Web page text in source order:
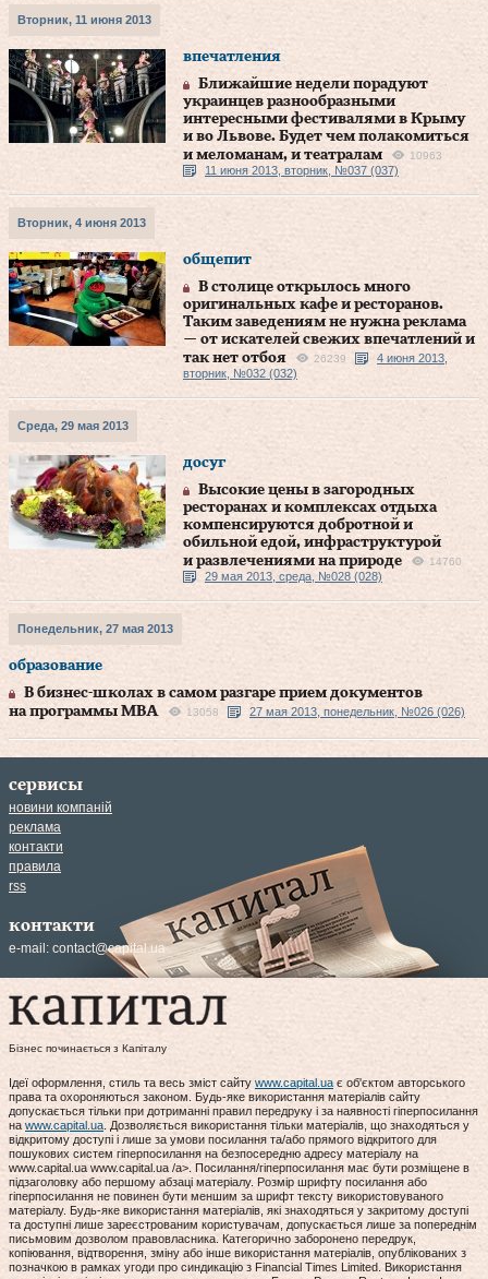
Вторник, 11 июня 2013
впечатления
Ближайшие недели порадуют
украинцев разнообразными
интересными фестивалями в Крыму
и во Львове. Будет чем полакомиться
и меломанам, и театралам
10963
11 июня 2013, вторник, №037 (037)
Вторник, 4 июня 2013
общепит
В столице открылось много
оригинальных кафе и ресторанов.
Таким заведениям не нужна реклама
— от искателей свежих впечатлений и
так нет отбоя
26239
4 июня 2013,
вторник, №032 (032)
Среда, 29 мая 2013
досуг
Высокие цены в загородных
ресторанах и комплексах отдыха
компенсируются добротной и
обильной едой, инфраструктурой
и развлечениями на природе
14760
29 мая 2013, среда, №028 (028)
Понедельник, 27 мая 2013
образование
В бизнес-школах в самом разгаре прием документов
на программы МВА
13058 27 мая 2013, понедельник, №026 (026)
сервисы
новини компаній
реклама
контакти
правила
rss
контакти
e-mail: contact@capital.ua
Бізнес починається з Капіталу
Ідеї оформлення, стиль та весь зміст сайту www.capital.ua є об'єктом авторського
права та охороняються законом. Будь-яке використання матеріалів сайту
допускається тільки при дотриманні правил передруку і за наявності гіперпосилання
на www.capital.ua . Дозволяється використання тільки матеріалів, що знаходяться у
відкритому доступі і лише за умови посилання та/або прямого відкритого для
пошукових систем гіперпосилання на безпосередню адресу матеріалу на
www.capital.ua www.capital.ua /a>. Посилання/гіперпосилання має бути розміщене в
підзаголовку або першому абзаці матеріалу. Розмір шрифту посилання або
гіперпосилання не повинен бути меншим за шрифт тексту використовуваного
матеріалу. Будь-яке використання матеріалів, які знаходяться у закритому доступі
та доступні лише зареєстрованим користувачам, допускається лише за попереднім
письмовим дозволом правовласника. Категорично заборонено передрук,
копіювання, відтворення, зміну або інше використання матеріалів, опублікованих з
позначкою в рамках угоди про синдикацію з Financial Times Limited. Використання